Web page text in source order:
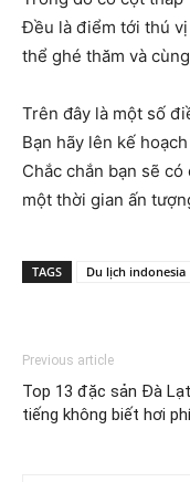
Đều là điểm tới thú vị
thể ghé thăm và
Trên đây là một số
Bạn hãy lên kế
Chắc chắn bạn sẽ
một thời gian ấn
TAGS Du lịch indonesia
Previous article
Top 13 đặc sản Đà
tiếng không biết hơi phí